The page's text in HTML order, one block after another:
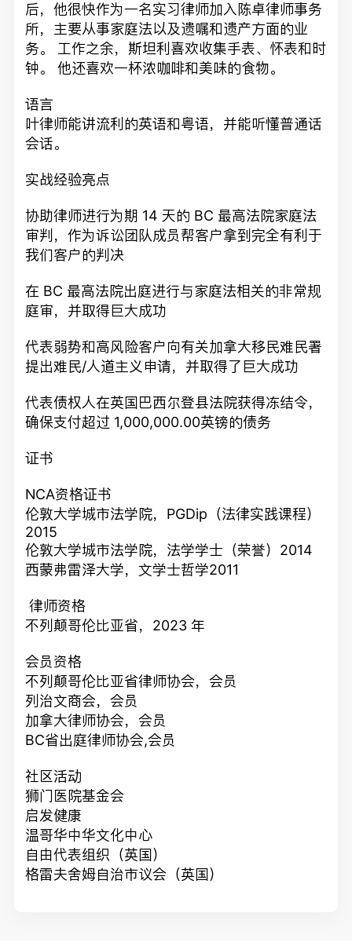
后，他很快作为一名实习律师加入陈卓律师事务
所，主要从事家庭法以及遗嘱和遗产方面的业
务。 工作之余，斯坦利喜欢收集手表、怀表和时
钟。 他还喜欢一杯浓咖啡和美味的食物。
语言
叶律师能讲流利的英语和粤语，并能听懂普通话
会话。
实战经验亮点
协助律师进行为期 14 天的 BC 最高法院家庭法
审判，作为诉讼团队成员帮客户拿到完全有利于
我们客户的判决
在 BC 最高法院出庭进行与家庭法相关的非常规
庭审，并取得巨大成功
代表弱势和高风险客户向有关加拿大移民难民署
提出难民/人道主义申请，并取得了巨大成功
代表债权人在英国巴西尔登县法院获得冻结令，
确保支付超过 1,000,000.00英镑的债务
证书
NCA资格证书
伦敦大学城市法学院，PGDip（法律实践课程）
2015
伦敦大学城市法学院，法学学士（荣誉）2014
西蒙弗雷泽大学，文学士哲学2011
律师资格
不列颠哥伦比亚省，2023 年
会员资格
不列颠哥伦比亚省律师协会，会员
列治文商会，会员
加拿大律师协会，会员
BC省出庭律师协会,会员
社区活动
狮门医院基金会
启发健康
温哥华中华文化中心
自由代表组织（英国）
格雷夫舍姆自治市议会（英国）